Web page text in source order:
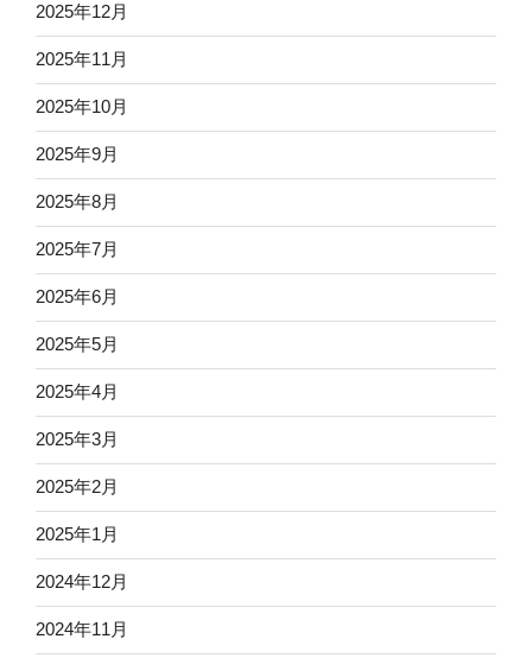
2025年12月
2025年11月
2025年10月
2025年9月
2025年8月
2025年7月
2025年6月
2025年5月
2025年4月
2025年3月
2025年2月
2025年1月
2024年12月
2024年11月